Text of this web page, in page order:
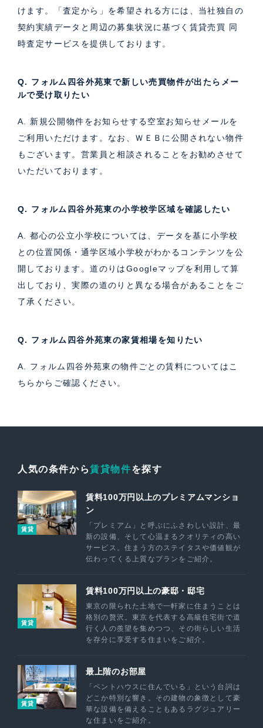
けます。「査定から」を希望される方には、当社独自の
契約実績データと周辺の募集状況に基づく 賃貸売買 同
時査定サービス を提供しております。
Q. フォルム四谷外苑東で新しい売買物件が出たらメー
ルで受け取りたい
A. 新規公開物件をお知らせする空室お知らせメールを
ご利用いただけます。なお、ＷＥＢに公開されない物件
もございます。営業員と相談されることをお勧めさせて
いただいております。
Q. フォルム四谷外苑東の小学校学区域を確認したい
A. 都心の公立小学校については、データを基に小学校
との位置関係・通学区域小学校がわかるコンテンツを公
開しております。道のりはGoogleマップを利用して算
出しており、実際の道のりと異なる場合があることをご
了承ください。
Q. フォルム四谷外苑東の家賃相場を知りたい
A. フォルム四谷外苑東の物件ごとの賃料については こ
ちら からご確認ください。
人気の条件から賃貸物件を探す
賃貸
賃料100万円以上のプレミアムマンショ
ン
「プレミアム」と呼ぶにふさわしい設計、最
新の設備、そして心温まるクオリティの高い
サービス。住まう方のステイタスや価値観が
伝わってくる上質なプランをご紹介。
賃貸
賃料100万円以上の豪邸・邸宅
東京の限られた土地で一軒家に住まうことは
格別の贅沢。東京を代表する高級住宅街で道
行く人の羨望を集めつつ、その街らしい生活
を存分に享受する住まいをご紹介。
賃貸
最上階のお部屋
「ペントハウスに住んでいる」という台詞は
どこか特別な響き。その建物の象徴として豪
華な設備を備えることもあるラグジュアリー
な住まいをご紹介。